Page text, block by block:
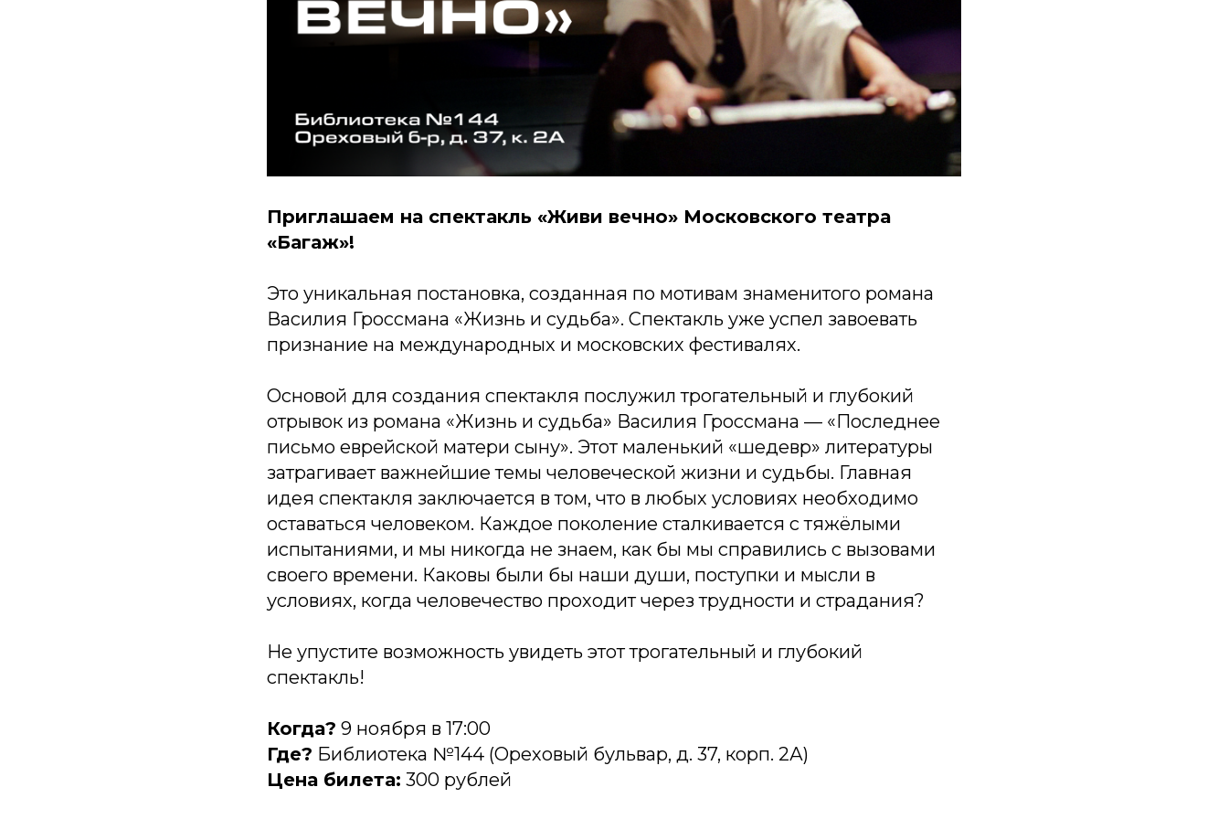
Приглашаем на спектакль «Живи вечно» Московского театра
«Багаж»!
Это уникальная постановка, созданная по мотивам знаменитого романа
Василия Гроссмана «Жизнь и судьба». Спектакль уже успел завоевать
признание на международных и московских фестивалях.
Основой для создания спектакля послужил трогательный и глубокий
отрывок из романа «Жизнь и судьба» Василия Гроссмана — «Последнее
письмо еврейской матери сыну». Этот маленький «шедевр» литературы
затрагивает важнейшие темы человеческой жизни и судьбы. Главная
идея спектакля заключается в том, что в любых условиях необходимо
оставаться человеком. Каждое поколение сталкивается с тяжёлыми
испытаниями, и мы никогда не знаем, как бы мы справились с вызовами
своего времени. Каковы были бы наши души, поступки и мысли в
условиях, когда человечество проходит через трудности и страдания?
Не упустите возможность увидеть этот трогательный и глубокий
спектакль!
Когда? 9 ноября в 17:00
Где? Библиотека №144 (Ореховый бульвар, д. 37, корп. 2А)
Цена билета: 300 рублей